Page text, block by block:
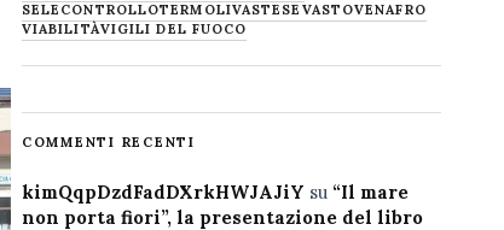
SELECONTROLLOTERMOLIVASTESE VASTOVENAFRO
VIABILITÀVIGILI DEL FUOCO
COMMENTI RECENTI
kimQqpDzdFadDXrkHWJAJiY su “Il mare
non porta fiori”, la presentazione del libro